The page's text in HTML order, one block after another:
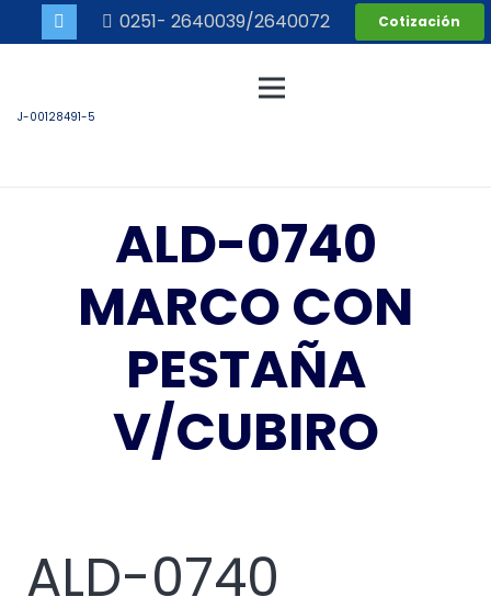
0251- 2640039/2640072 Cotización
J-00128491-5
ALD-0740
MARCO CON
PESTAÑA
V/CUBIRO
ALD-0740